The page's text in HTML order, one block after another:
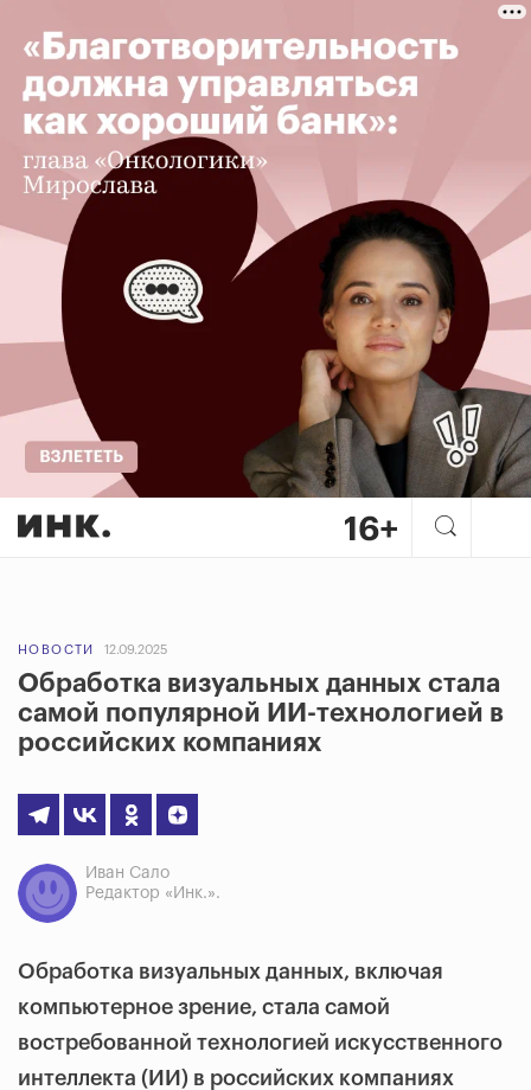
НОВОСТИ 12.09.2025
Обработка визуальных данных стала
самой популярной ИИ-технологией в
российских компаниях
Иван Сало
Редактор «Инк.».
Обработка визуальных данных, включая
компьютерное зрение, стала самой
востребованной технологией искусственного
интеллекта (ИИ) в российских компаниях